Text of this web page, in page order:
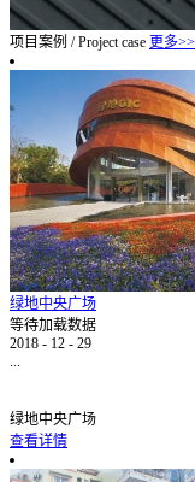
项目案例 / Project case 更多>>
绿地中央广场
等待加载数据
2018 - 12 - 29
...
绿地中央广场
查看详情